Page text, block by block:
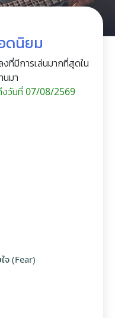
ดนิยม
ที่มีการเล่นมากที่สุดใน
นมา
วันที่ 07/08/2569
จ (Fear)